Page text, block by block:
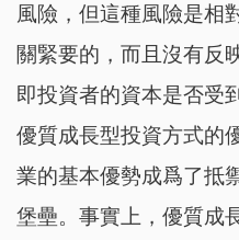
風險，但這種風險是相
關緊要的，而且沒有反
即投資者的資本是否受
優質成長型投資方式的
業的基本優勢成爲了抵
堡壘。事實上，優質成